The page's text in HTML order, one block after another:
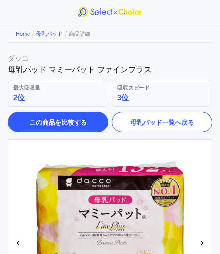
Home / 母乳パッド / 商品詳細
ダッコ
母乳パッド マミーパット ファインプラス
最大吸収量
2位
吸収スピード
3位
この商品を比較する 母乳パッド一覧へ戻る
‹ ›